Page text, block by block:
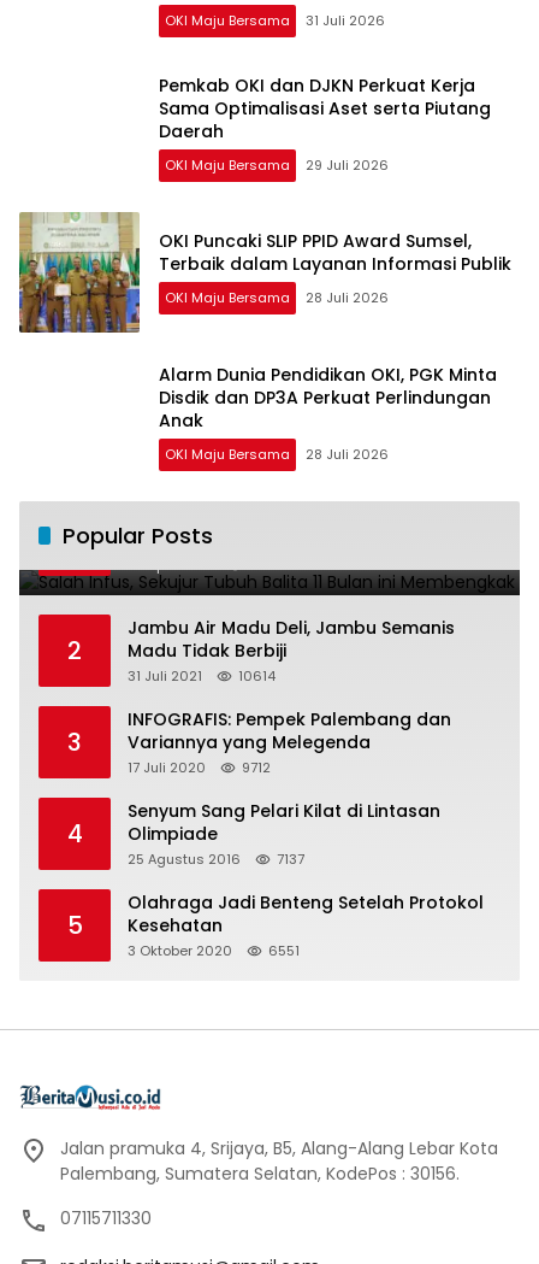
OKI Maju Bersama 31 Juli 2026
Pemkab OKI dan DJKN Perkuat Kerja
Sama Optimalisasi Aset serta Piutang
Daerah
OKI Maju Bersama 29 Juli 2026
OKI Puncaki SLIP PPID Award Sumsel,
Terbaik dalam Layanan Informasi Publik
OKI Maju Bersama 28 Juli 2026
Alarm Dunia Pendidikan OKI, PGK Minta
Disdik dan DP3A Perkuat Perlindungan
Anak
OKI Maju Bersama 28 Juli 2026
Popular Posts
1
ini Membengkak
28 April 2016 11021
2
Jambu Air Madu Deli, Jambu Semanis
Madu Tidak Berbiji
31 Juli 2021 10614
3
INFOGRAFIS: Pempek Palembang dan
Variannya yang Melegenda
17 Juli 2020 9712
4
Senyum Sang Pelari Kilat di Lintasan
Olimpiade
25 Agustus 2016 7137
5
Olahraga Jadi Benteng Setelah Protokol
Kesehatan
3 Oktober 2020 6551
Jalan pramuka 4, Srijaya, B5, Alang-Alang Lebar Kota
Palembang, Sumatera Selatan, KodePos : 30156.
07115711330